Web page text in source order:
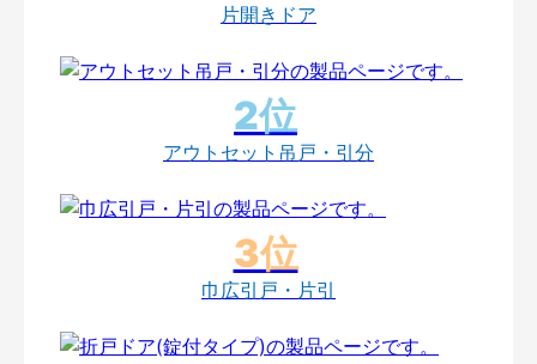
片開きドア
アウトセット吊戸・引分
巾広引戸・片引